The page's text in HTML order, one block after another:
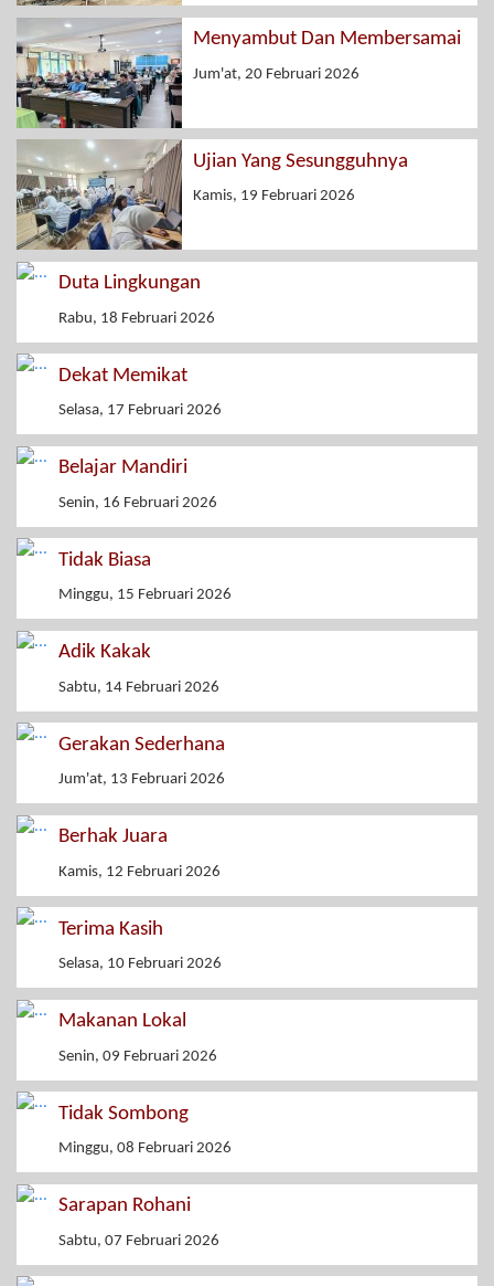
Menyambut Dan Membersamai
Jum'at, 20 Februari 2026
Ujian Yang Sesungguhnya
Kamis, 19 Februari 2026
Duta Lingkungan
Rabu, 18 Februari 2026
Dekat Memikat
Selasa, 17 Februari 2026
Belajar Mandiri
Senin, 16 Februari 2026
Tidak Biasa
Minggu, 15 Februari 2026
Adik Kakak
Sabtu, 14 Februari 2026
Gerakan Sederhana
Jum'at, 13 Februari 2026
Berhak Juara
Kamis, 12 Februari 2026
Terima Kasih
Selasa, 10 Februari 2026
Makanan Lokal
Senin, 09 Februari 2026
Tidak Sombong
Minggu, 08 Februari 2026
Sarapan Rohani
Sabtu, 07 Februari 2026